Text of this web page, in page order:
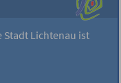
Stadt Lichtenau ist